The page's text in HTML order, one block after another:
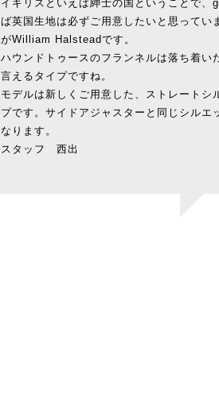
イギリスといえば紳士の国ということで
ば英国生地は必ずご用意したいと思ってい
がWilliam Halsteadです。
ハウンドトゥースのフランネルは落ち着い
言えるタイプですね。
モデルは新しくご用意した、ストレートシ
プです。サイドアジャスターと同じシルエ
なります。
スタッフ 西出